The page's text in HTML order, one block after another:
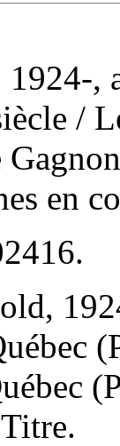
,
/
en
.